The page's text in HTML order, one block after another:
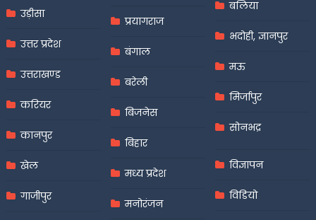
उड़ीसा
उत्तर प्रदेश
उत्तराखण्ड
करियर
कानपुर
खेल
गाजीपुर
प्रयागराज
बंगाल
बरेली
बिजनेस
बिहार
मध्य प्रदेश
मनोरंजन
बलिया
भदोही, ज्ञानपुर
मऊ
मिर्जापुर
सोनभद्र
विज्ञापन
विडियो